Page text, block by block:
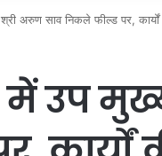
अरुण साव निकले फील्ड पर, कार्यों
उप